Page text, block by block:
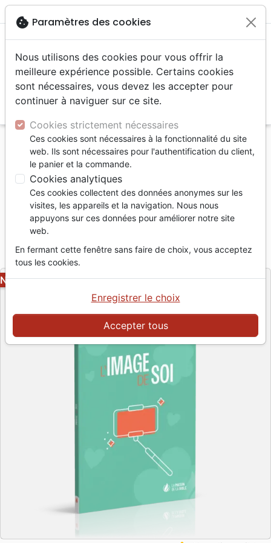
menu
Accueil Livres Enfants
Adolescents, Jeunes
15 à 18 ans
Image de soi (L') - Guide de poche
L'image de soi
Guide de poche
Auteur :Julie Lowe
Référence MB3659
9782826036593
EditeurLa Maison de la Bible
NOUVEAU
cookie Paramètres des cookies
Nous utilisons des cookies pour vous offrir la
meilleure expérience possible. Certains cookies
sont nécessaires, vous devez les accepter pour
continuer à naviguer sur ce site.
Cookies strictement nécessaires
Ces cookies sont nécessaires à la fonctionnalité du site
web. Ils sont nécessaires pour l'authentification du client,
le panier et la commande.
Cookies analytiques
Ces cookies collectent des données anonymes sur les
visites, les appareils et la navigation. Nous nous
appuyons sur ces données pour améliorer notre site
web.
En fermant cette fenêtre sans faire de choix, vous acceptez
tous les cookies.
Accepter tous
Enregistrer le choix